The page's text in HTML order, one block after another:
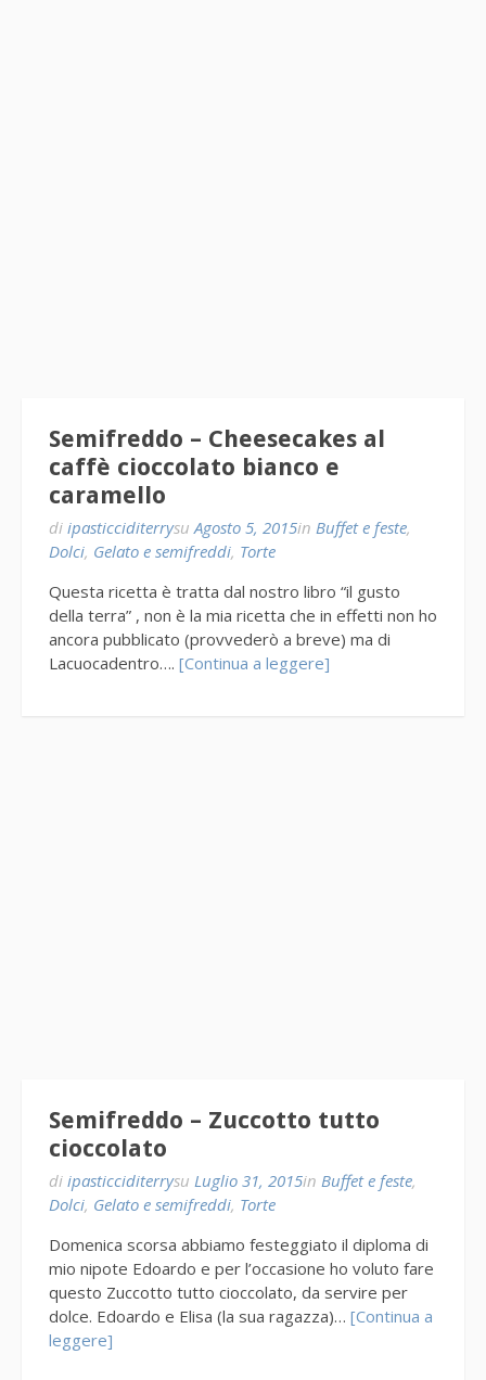
Semifreddo – Cheesecakes al
caffè cioccolato bianco e
caramello
di ipasticciditerrysuAgosto 5, 2015in Buffet e feste,
Dolci, Gelato e semifreddi, Torte
Questa ricetta è tratta dal nostro libro “il gusto
della terra” , non è la mia ricetta che in effetti non ho
ancora pubblicato (provvederò a breve) ma di
Lacuocadentro…. [Continua a leggere]
Semifreddo – Zuccotto tutto
cioccolato
di ipasticciditerrysu Luglio 31, 2015in Buffet e feste,
Dolci, Gelato e semifreddi, Torte
Domenica scorsa abbiamo festeggiato il diploma di
mio nipote Edoardo e per l’occasione ho voluto fare
questo Zuccotto tutto cioccolato, da servire per
dolce. Edoardo e Elisa (la sua ragazza)… [Continua a
leggere]